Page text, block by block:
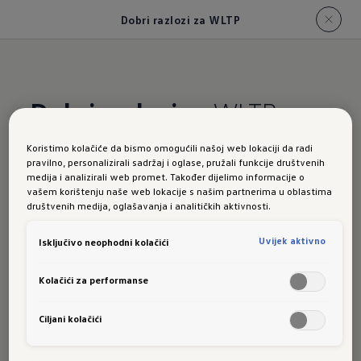
Dobri razlozi za WLTP
Dobri razloziza WLTP.
Potrošnja automobila može odstupati od
podataka koje navodi proizvođač. Stoga se
podaci utvrđeni na osnovu "Novog europskog
Razlog tome je da realna potrošnja jako ovisi
o individualnom ponašanju u vožnji i opremi
vozila. Primjerice o tome koristi li se automobil
pretežito u gradu, na otvorenoj cesti ili na
Koristimo kolačiće da bismo omogućili našoj web lokaciji da radi
pravilno, personalizirali sadržaj i oglase, pružali funkcije društvenih
medija i analizirali web promet. Također dijelimo informacije o
vašem korištenju naše web lokacije s našim partnerima u oblastima
društvenih medija, oglašavanja i analitičkih aktivnosti.
Isključivo neophodni kolačići Uvijek aktivno
Kolačići za performanse
Ciljani kolačići